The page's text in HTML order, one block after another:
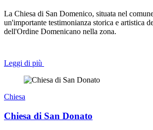
La Chiesa di San Domenico, situata nel
un'importante testimonianza storica e artistica
dell'Ordine Domenicano nella zona.
Leggi di più
Chiesa
Chiesa di San Donato